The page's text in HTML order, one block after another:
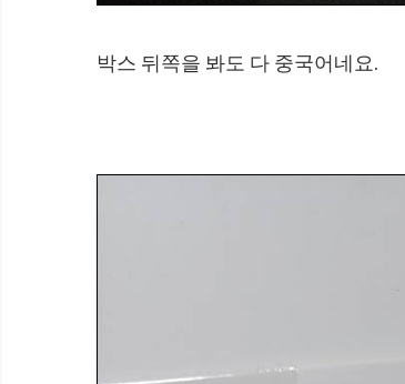
박스 뒤쪽을 봐도 다 중국어네요.